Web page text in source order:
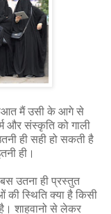
मैं उसी के आगे से
और संस्कृति को गाली
ही सही हो सकती है
ही।
बस उतना ही प्रस्‍तुत
की स्थिति क्‍या है किसी
शाहवानो से लेकर